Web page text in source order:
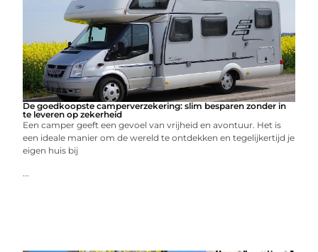
De goedkoopste camperverzekering: slim besparen zonder in
te leveren op zekerheid
Een camper geeft een gevoel van vrijheid en avontuur. Het is
een ideale manier om de wereld te ontdekken en tegelijkertijd je
eigen huis bij
...